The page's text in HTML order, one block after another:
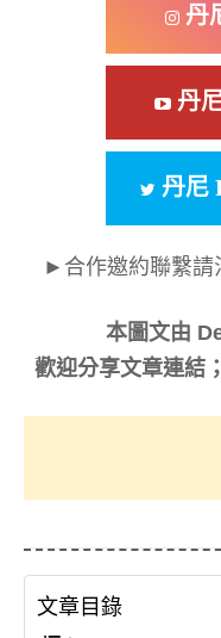
丹
丹
丹尼
►合作邀約聯繫請
本圖文由
歡迎分享文章連結
文章目錄